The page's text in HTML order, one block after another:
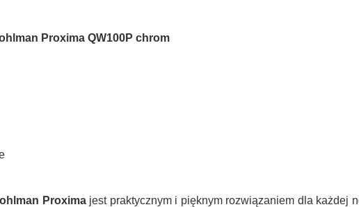
Proxima QW100P chrom
Proximajest praktycznym i pięknym rozwiązaniem dla każdej